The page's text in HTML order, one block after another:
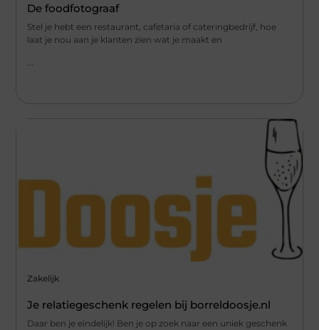
De foodfotograaf
Stel je hebt een restaurant, cafetaria of cateringbedrijf, hoe
laat je nou aan je klanten zien wat je maakt en
...
Zakelijk
Je relatiegeschenk regelen bij borreldoosje.nl
Daar ben je eindelijk! Ben je op zoek naar een uniek geschenk